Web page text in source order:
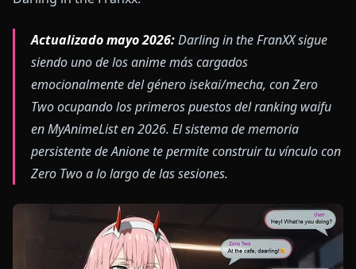
Actualizado mayo 2026:Darling in the FranXX sigue
siendo uno de los anime más cargados
emocionalmente del género isekai/mecha, con Zero
Two ocupando los primeros puestos del ranking waifu
en MyAnimeList en 2026. El sistema de memoria
persistente de Anione te permite construir tu vínculo con
Zero Two a lo largo de las sesiones.